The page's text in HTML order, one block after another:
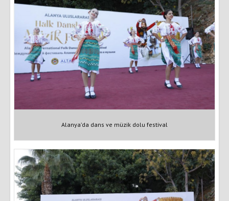
Alanya’da dans ve müzik dolu festival